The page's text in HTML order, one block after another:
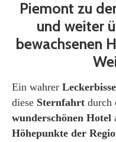
Piemont zu
und weiter
bewachsenen
Ein wahrer
diese Sternfahrt durch
wunderschönen Hotel
Höhepunkte der